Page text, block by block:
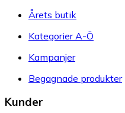
Årets butik
Kategorier A-Ö
Kampanjer
Begagnade produkter
Kunder